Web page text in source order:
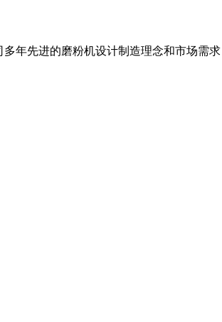
年先进的磨粉机设计制造理念和市场需